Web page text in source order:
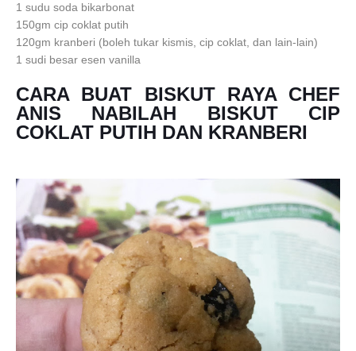
1 sudu soda bikarbonat
150gm cip coklat putih
120gm kranberi (boleh tukar kismis, cip coklat, dan lain-lain)
1 sudi besar esen vanilla
CARA BUAT BISKUT RAYA CHEF
ANIS NABILAH BISKUT CIP
COKLAT PUTIH DAN KRANBERI